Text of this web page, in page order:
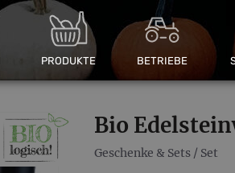
PRODUKTE BETRIEBE
Bio
Geschenke & Sets / Set